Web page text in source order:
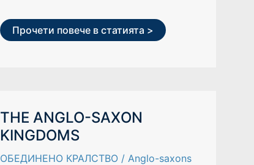
Прочети повече в статията >
THE ANGLO-SAXON
KINGDOMS
ОБЕДИНЕНО КРАЛСТВО / Anglo-saxons
THE
ANGLO-
SAXON
KINGDOMS